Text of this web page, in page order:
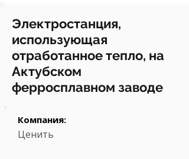
Электростанция,
использующая
отработанное тепло, на
Актубском
ферросплавном заводе
Компания:
Ценить